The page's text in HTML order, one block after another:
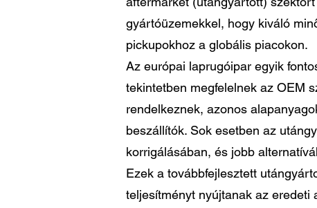
gyártóüzemekkel, hogy kiváló
pickupokhoz a globális piacokon.
Az európai laprugóipar egyik
tekintetben megfelelnek az OEM
rendelkeznek, azonos
beszállítók. Sok esetben az
korrigálásában, és jobb
Ezek a továbbfejlesztett
teljesítményt nyújtanak az eredeti